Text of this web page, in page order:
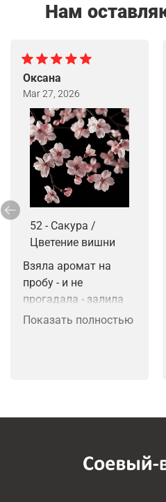
Нам
Оксана
Mar 27, 2026
52 - Сакура /
Цветение вишни
Взяла аромат на
пробу - и не
прогадала - залила
интерьерный спрей -
лето и все хотят в
цветочного аромата
Показать полностью